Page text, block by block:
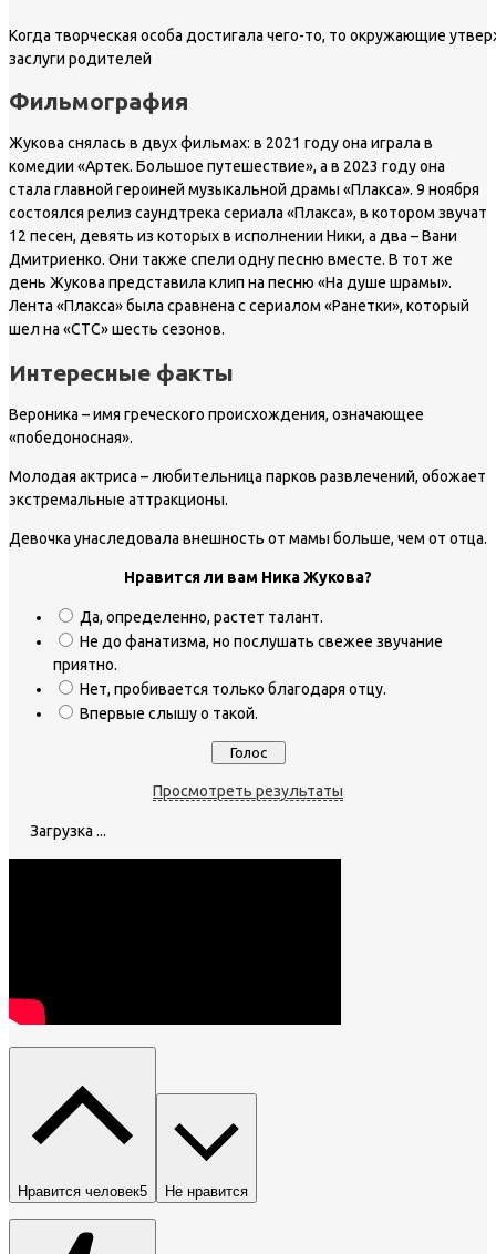
Когда творческая особа достигала чего-то, то окружающие
заслуги родителей
Фильмография
Жукова снялась в двух фильмах: в 2021 году она играла в
комедии «Артек. Большое путешествие», а в 2023 году она
стала главной героиней музыкальной драмы «Плакса». 9 ноября
состоялся релиз саундтрека сериала «Плакса», в котором звучат
12 песен, девять из которых в исполнении Ники, а два – Вани
Дмитриенко. Они также спели одну песню вместе. В тот же
день Жукова представила клип на песню «На душе шрамы».
Лента «Плакса» была сравнена с сериалом «Ранетки», который
шел на «СТС» шесть сезонов.
Интересные факты
Вероника – имя греческого происхождения, означающее
«победоносная».
Молодая актриса – любительница парков развлечений, обожает
экстремальные аттракционы.
Девочка унаследовала внешность от мамы больше, чем от отца.
Нравится ли вам Ника Жукова?
Да, определенно, растет талант.
Не до фанатизма, но послушать свежее звучание
приятно.
Нет, пробивается только благодаря отцу.
Впервые слышу о такой.
Просмотреть результаты
Загрузка ...
Нравится человек5 Не нравится